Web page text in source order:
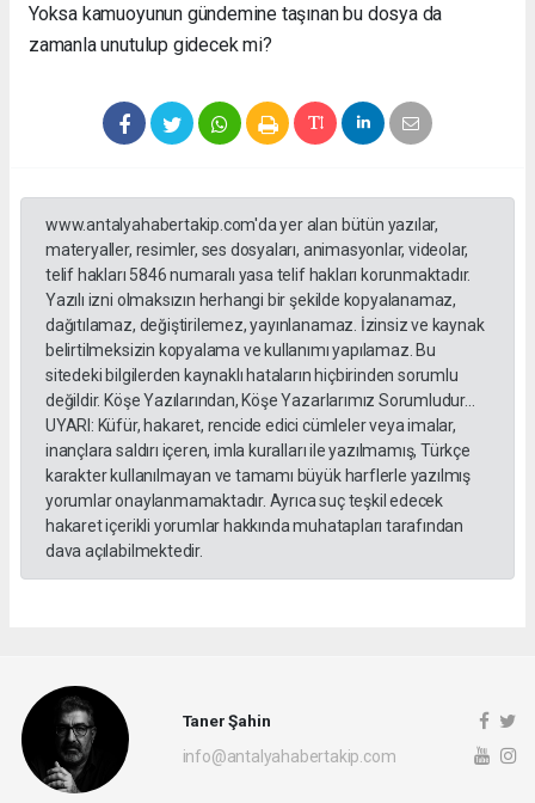
Yoksa kamuoyunun gündemine taşınan bu dosya da
zamanla unutulup gidecek mi?
www.antalyahabertakip.com'da yer alan bütün yazılar,
materyaller, resimler, ses dosyaları, animasyonlar, videolar,
telif hakları 5846 numaralı yasa telif hakları korunmaktadır.
Yazılı izni olmaksızın herhangi bir şekilde kopyalanamaz,
dağıtılamaz, değiştirilemez, yayınlanamaz. İzinsiz ve kaynak
belirtilmeksizin kopyalama ve kullanımı yapılamaz. Bu
sitedeki bilgilerden kaynaklı hataların hiçbirinden sorumlu
değildir. Köşe Yazılarından, Köşe Yazarlarımız Sorumludur...
UYARI: Küfür, hakaret, rencide edici cümleler veya imalar,
inançlara saldırı içeren, imla kuralları ile yazılmamış, Türkçe
karakter kullanılmayan ve tamamı büyük harflerle yazılmış
yorumlar onaylanmamaktadır. Ayrıca suç teşkil edecek
hakaret içerikli yorumlar hakkında muhatapları tarafından
dava açılabilmektedir.
Taner Şahin
info@antalyahabertakip.com